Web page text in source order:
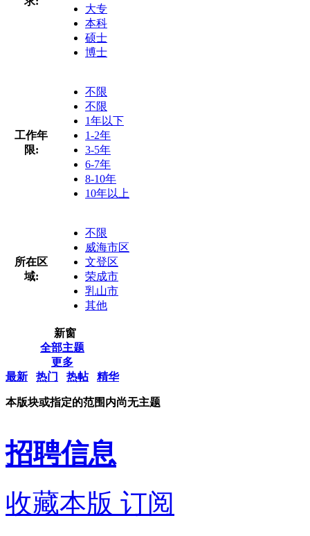
大专
本科
硕士
博士
工作年
限:
不限
不限
1年以下
1-2年
3-5年
6-7年
8-10年
10年以上
所在区
域:
不限
威海市区
文登区
荣成市
乳山市
其他
新窗
全部主题
更多
最新
热门 热帖 精华
本版块或指定的范围内尚无主题
招聘信息
收藏本版 订阅